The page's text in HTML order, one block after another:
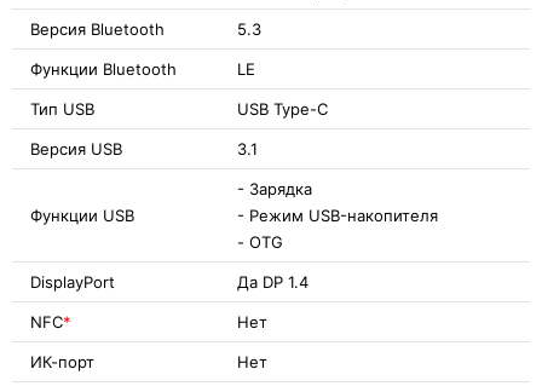
Версия Bluetooth 5.3
Функции Bluetooth LE
Тип USB USB Type-C
Версия USB 3.1
Функции USB
- Зарядка
- Режим USB-накопителя
- OTG
DisplayPort Да DP 1.4
NFC* Нет
ИК-порт Нет